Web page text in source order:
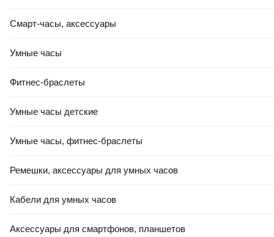
Смарт-часы, аксессуары
Умные часы
Фитнес-браслеты
Умные часы детские
Умные часы, фитнес-браслеты
Ремешки, аксессуары для умных часов
Кабели для умных часов
Аксессуары для смартфонов, планшетов